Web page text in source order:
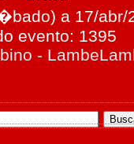
a 17/abr/
evento: 1395
-